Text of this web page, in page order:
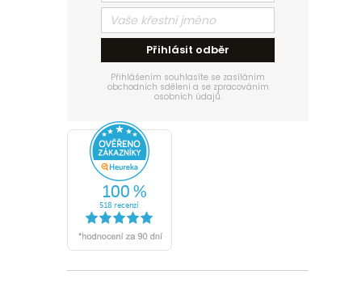
Přihlásit odběr
Přihlášením souhlasíte se zasíláním
obchodních sdělení a se zpracováním
osobních údajů.